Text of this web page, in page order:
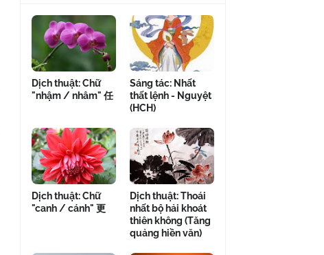
Dịch thuật: Chữ
"nhậm / nhâm" 任
Sáng tác: Nhất
thất lệnh - Nguyệt
(HCH)
Dịch thuật: Chữ
"canh / cánh" 更
Dịch thuật: Thoái
nhất bộ hải khoát
thiên không (Tăng
quảng hiền văn)